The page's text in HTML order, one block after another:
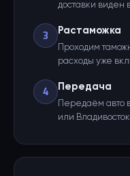
доставки виден
3 Растаможка
Проходим
расходы уже
4 Передача
Передаём
или